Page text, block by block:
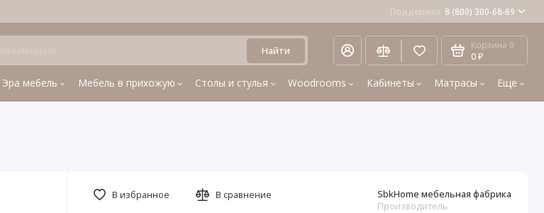
Поддержка 8 (800) 300-68-69
Найти Корзина 0
0 ₽
Эра мебель Мебель в прихожую Столы и стулья Woodrooms Кабинеты Матрасы Еще
SbkHome мебельная фабрика
Производитель
В избранное В сравнение